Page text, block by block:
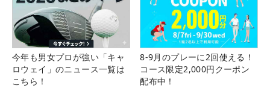
今年も男女プロが強い「キャ
ロウェイ」のニュース一覧は
こちら！
8-9月のプレーに2回使える！
コース限定2,000円クーポン
配布中！